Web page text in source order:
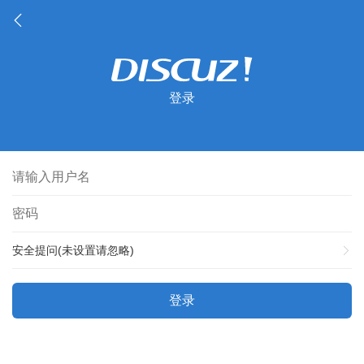
登录
安全提问(未设置请忽略)
登录